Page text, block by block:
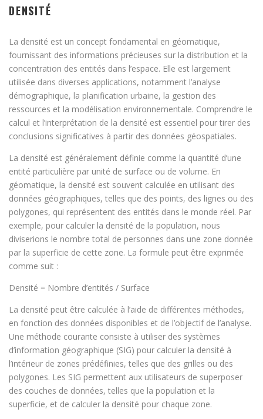
DENSITÉ
La densité est un concept fondamental en géomatique,
fournissant des informations précieuses sur la distribution et la
concentration des entités dans l’espace. Elle est largement
utilisée dans diverses applications, notamment l’analyse
démographique, la planification urbaine, la gestion des
ressources et la modélisation environnementale. Comprendre le
calcul et l’interprétation de la densité est essentiel pour tirer des
conclusions significatives à partir des données géospatiales.
La densité est généralement définie comme la quantité d’une
entité particulière par unité de surface ou de volume. En
géomatique, la densité est souvent calculée en utilisant des
données géographiques, telles que des points, des lignes ou des
polygones, qui représentent des entités dans le monde réel. Par
exemple, pour calculer la densité de la population, nous
diviserions le nombre total de personnes dans une zone donnée
par la superficie de cette zone. La formule peut être exprimée
comme suit :
Densité = Nombre d’entités / Surface
La densité peut être calculée à l’aide de différentes méthodes,
en fonction des données disponibles et de l’objectif de l’analyse.
Une méthode courante consiste à utiliser des systèmes
d’information géographique (SIG) pour calculer la densité à
l’intérieur de zones prédéfinies, telles que des grilles ou des
polygones. Les SIG permettent aux utilisateurs de superposer
des couches de données, telles que la population et la
superficie, et de calculer la densité pour chaque zone.